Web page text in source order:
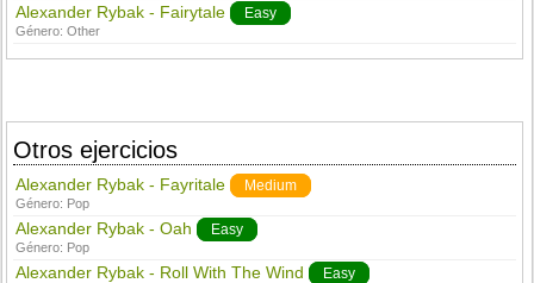
Alexander Rybak - Fairytale Easy
Género:Other
Otros ejercicios
Alexander Rybak - Fayritale Medium
Género: Pop
Alexander Rybak - Oah Easy
Género: Pop
Alexander Rybak - Roll With The Wind Easy